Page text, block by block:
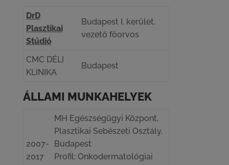
DrD
Plasztikai
Stúdió
Budapest I. kerület,
vezető főorvos
CMC DÉLI
KLINIKA
Budapest
ÁLLAMI MUNKAHELYEK
2007-
2017
MH Egészségügyi Központ,
Plasztikai Sebészeti Osztály,
Budapest
Profil: Onkodermatológiai